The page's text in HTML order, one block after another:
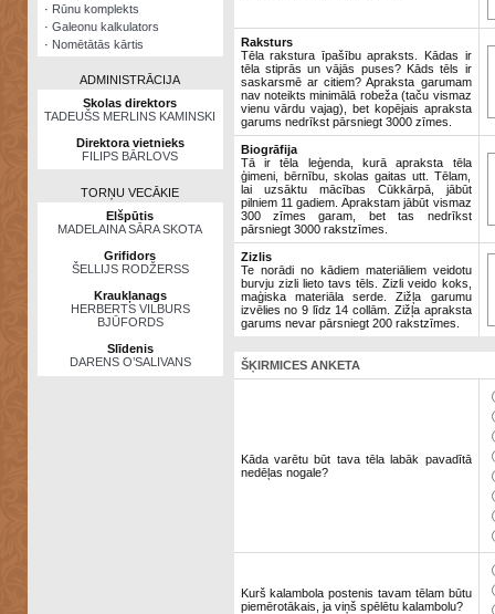
· Rūnu komplekts
· Galeonu kalkulators
· Nomētātās kārtis
ADMINISTRĀCIJA
Skolas direktors
TADEUŠS MERLINS KAMINSKI
Direktora vietnieks
FILIPS BĀRLOVS
TORŅU VECĀKIE
Elšpūtis
MADELAINA SĀRA SKOTA
Grifidors
ŠELLIJS RODŽERSS
Kraukļanags
HERBERTS VILBURS
BJŪFORDS
Slīdenis
DARENS O’SALIVANS
Raksturs
Tēla rakstura īpašību apraksts. Kādas ir
tēla stiprās un vājās puses? Kāds tēls ir
saskarsmē ar citiem? Apraksta garumam
nav noteikts minimālā robeža (taču vismaz
vienu vārdu vajag), bet kopējais apraksta
garums nedrīkst pārsniegt 3000 zīmes.
Biogrāfija
Tā ir tēla leģenda, kurā apraksta tēla
ģimeni, bērnību, skolas gaitas utt. Tēlam,
lai uzsāktu mācības Cūkkārpā, jābūt
pilniem 11 gadiem. Aprakstam jābūt vismaz
300 zīmes garam, bet tas nedrīkst
pārsniegt 3000 rakstzīmes.
Zizlis
Te norādi no kādiem materiāliem veidotu
burvju zizli lieto tavs tēls. Zizli veido koks,
maģiska materiāla serde. Zižļa garumu
izvēlies no 9 līdz 14 collām. Zižļa apraksta
garums nevar pārsniegt 200 rakstzīmes.
ŠĶIRMICES ANKETA
Kāda varētu būt tava tēla labāk pavadītā
nedēļas nogale?
Kurš kalambola postenis tavam tēlam būtu
piemērotākais, ja viņš spēlētu kalambolu?